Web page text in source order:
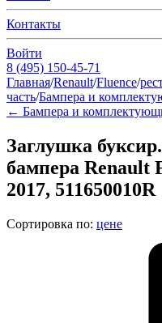
Контакты
Войти
8 (495) 150-45-71
Главная/Renault/Fluence/
часть/Бампера и
← Бампера и
Заглушка
бампера Renault
2017, 511650010R
Сортировка по: цене